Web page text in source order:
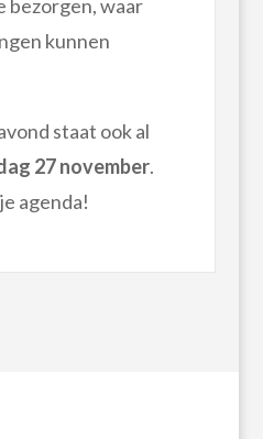
bezorgen, waar
kunnen
staat ook al
27 november.
agenda!